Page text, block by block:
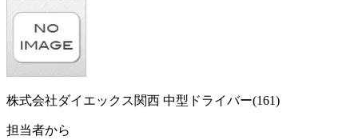
株式会社ダイエックス関西 中型ドライバー(161)
担当者から